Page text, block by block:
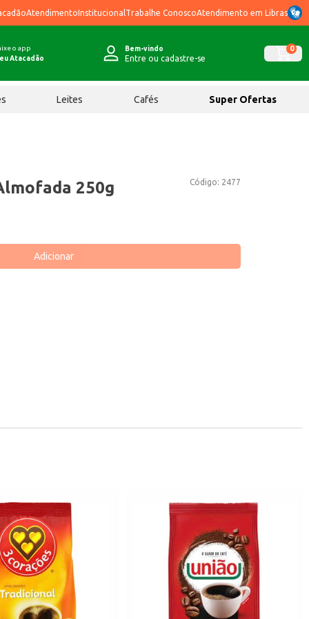
AtendimentoInstitucional Trabalhe ConoscoAtendimento em Libras
o app
Atacadão
Bem-vindo
Entre ou cadastre-se
0
Leites Cafés Super Ofertas
Código: 2477
250g
Adicionar